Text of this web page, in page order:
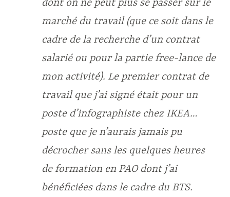
dont on ne peut plus se passer sur le
marché du travail (que ce soit dans le
cadre de la recherche d’un contrat
salarié ou pour la partie free-lance de
mon activité). Le premier contrat de
travail que j’ai signé était pour un
poste d’infographiste chez IKEA…
poste que je n’aurais jamais pu
décrocher sans les quelques heures
de formation en PAO dont j’ai
bénéficiées dans le cadre du BTS.